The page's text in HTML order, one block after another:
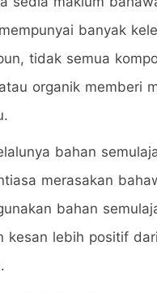
banyak
tidak semua
organik memberi
bahan
merasakan
bahan
kesan lebih positif